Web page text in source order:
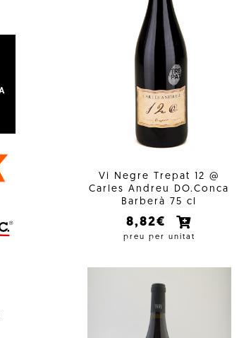
Vi Negre Trepat 12 @
Carles Andreu DO.Conca
Barberà 75 cl
8,82€
preu per unitat